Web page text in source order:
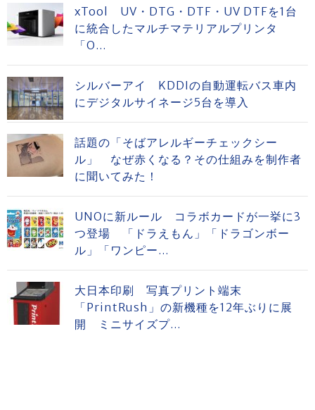
xTool UV・DTG・DTF・UV DTFを1台
に統合したマルチマテリアルプリンタ
「O...
シルバーアイ KDDIの自動運転バス車内
にデジタルサイネージ5台を導入
話題の「そばアレルギーチェックシー
ル」 なぜ赤くなる？その仕組みを制作者
に聞いてみた！
UNOに新ルール コラボカードが一挙に3
つ登場 「ドラえもん」「ドラゴンボー
ル」「ワンピー...
大日本印刷 写真プリント端末
「PrintRush」の新機種を12年ぶりに展
開 ミニサイズプ...